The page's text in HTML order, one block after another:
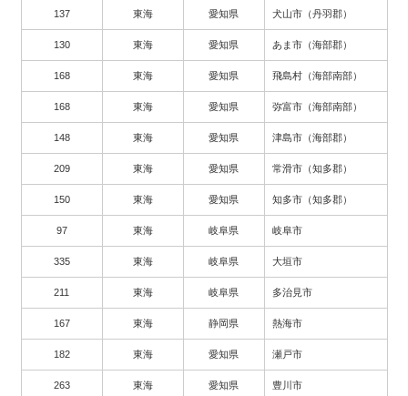
137 東海 愛知県 犬山市（丹羽郡）
130 東海 愛知県 あま市（海部郡）
168 東海 愛知県 飛島村（海部南部）
168 東海 愛知県 弥富市（海部南部）
148 東海 愛知県 津島市（海部郡）
209 東海 愛知県 常滑市（知多郡）
150 東海 愛知県 知多市（知多郡）
97 東海 岐阜県 岐阜市
335 東海 岐阜県 大垣市
211 東海 岐阜県 多治見市
167 東海 静岡県 熱海市
182 東海 愛知県 瀬戸市
263 東海 愛知県 豊川市